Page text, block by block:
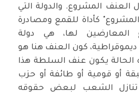
العنف المشروع. والدولة التي
كأداة للقمع ومصادرة
المعارضين لها، هي دولة
كون العنف هنا هو
الحالة يكون عنف السلطة هذا
أو قومية أو طائفة أو حزب
الشعب لبعض حقوقه